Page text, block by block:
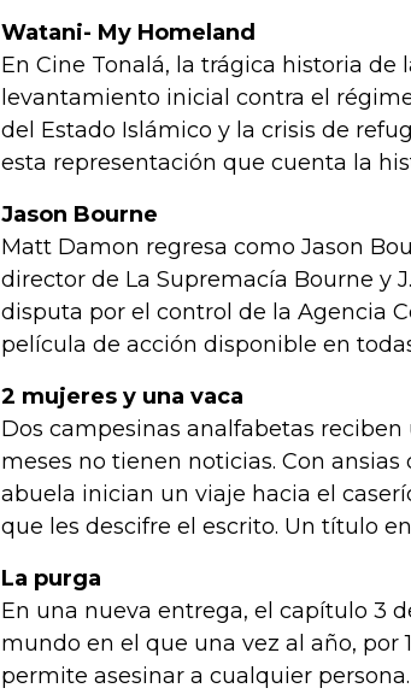
Watani- My Homeland
En Cine Tonalá, la trágica historia de
levantamiento inicial contra el
del Estado Islámico y la crisis de
esta representación que cuenta la
Jason Bourne
Matt Damon regresa como Jason
director de La Supremacía Bourne y
disputa por el control de la Agencia
película de acción disponible en
2 mujeres y una vaca
Dos campesinas analfabetas
meses no tienen noticias. Con
abuela inician un viaje hacia el
que les descifre el escrito. Un título
La purga
En una nueva entrega, el capítulo 3
mundo en el que una vez al año, por
permite asesinar a cualquier